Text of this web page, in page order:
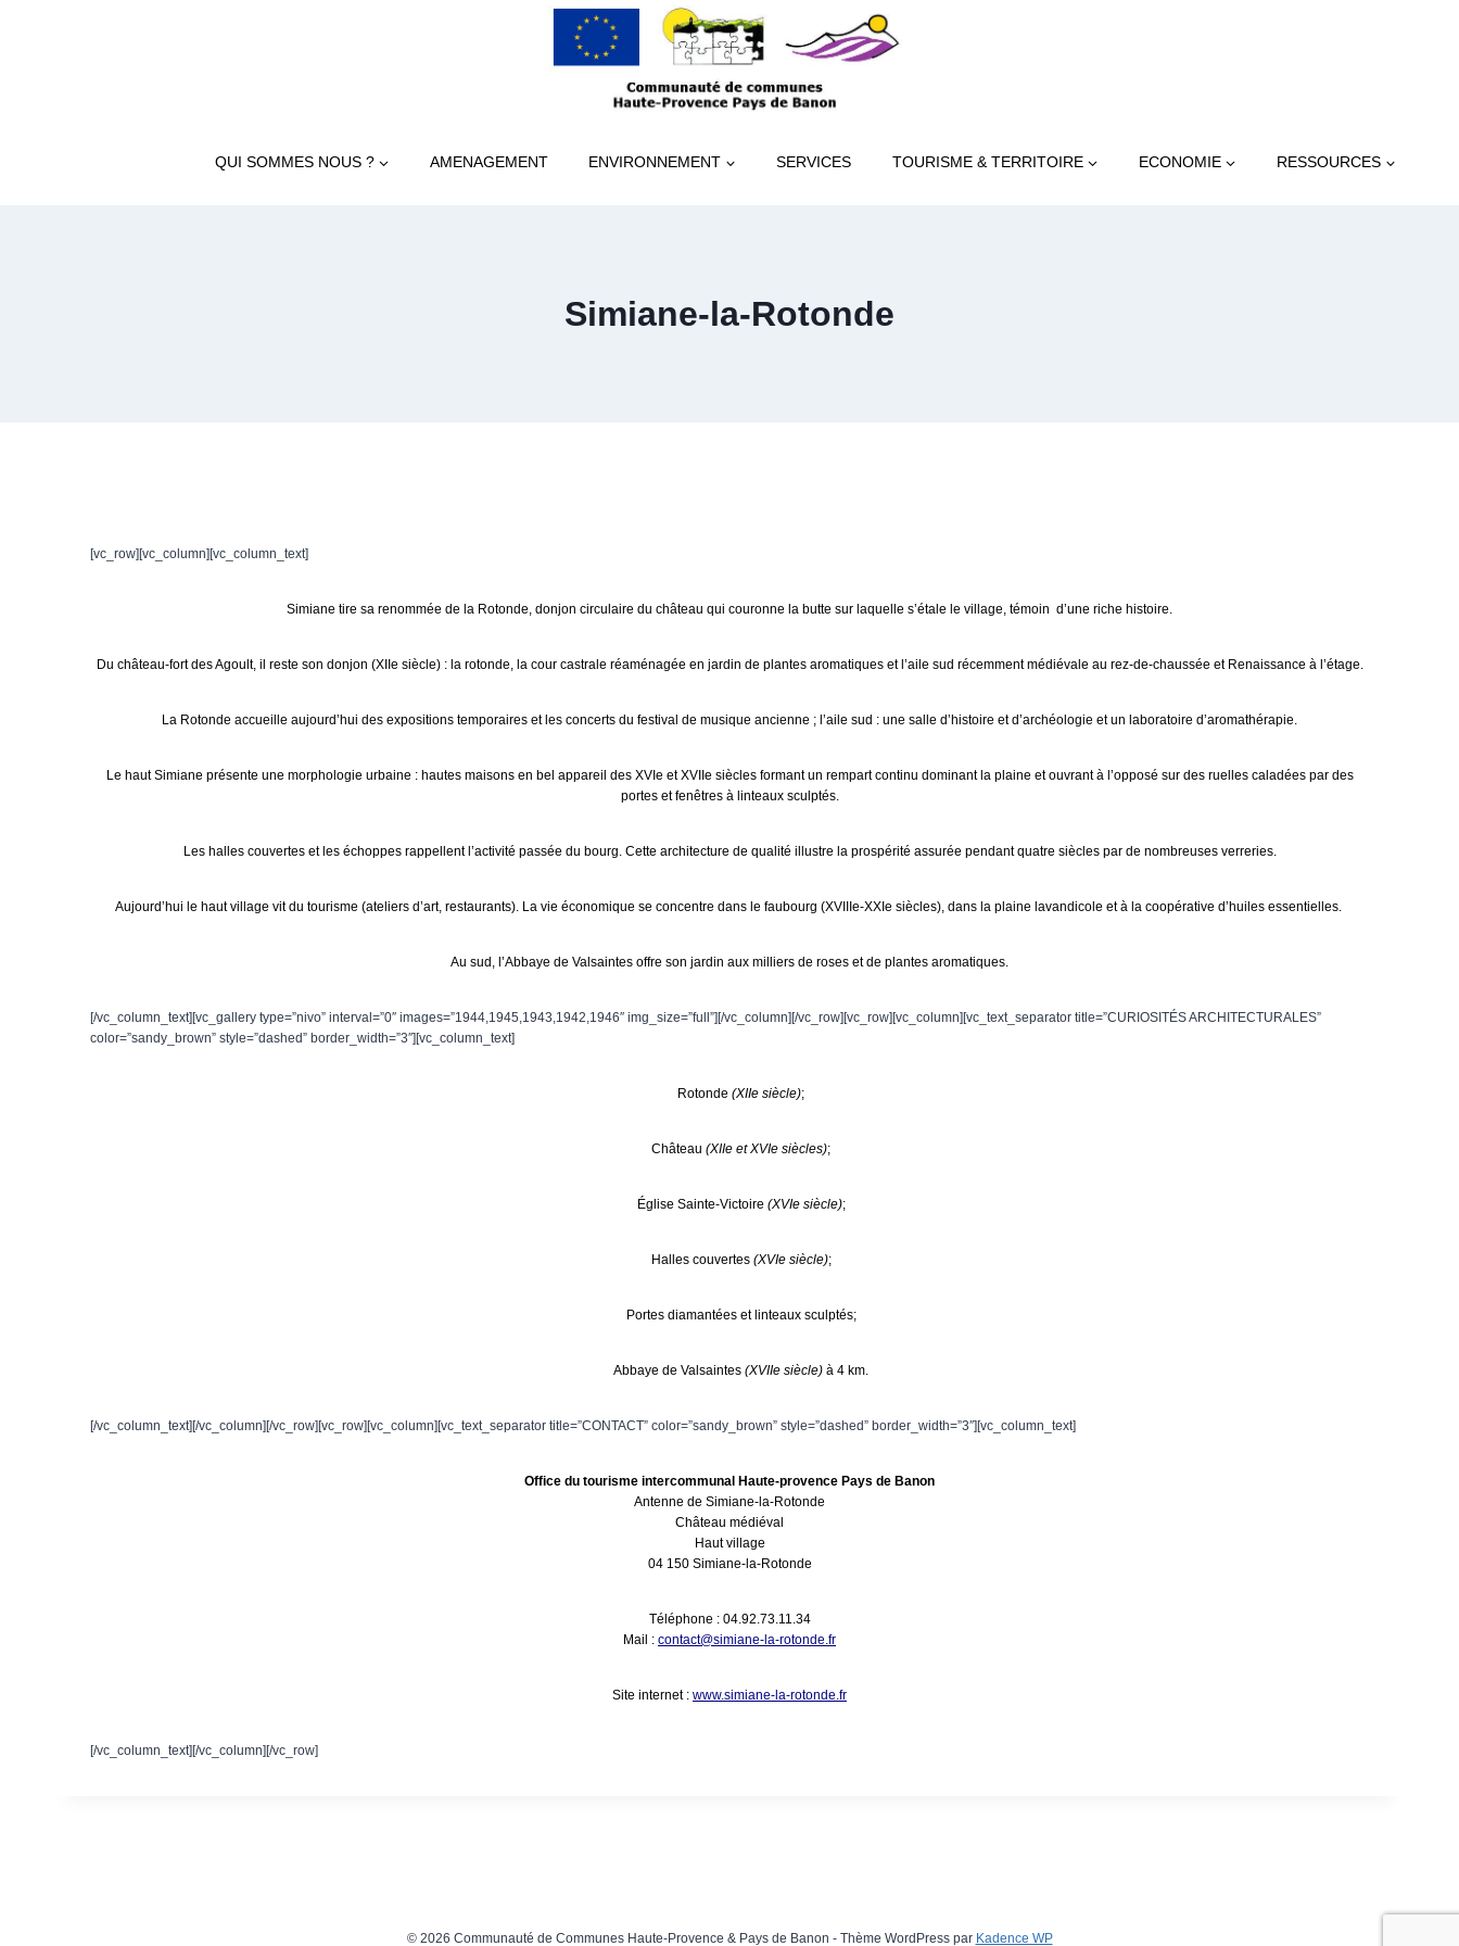
QUI SOMMES NOUS ? AMENAGEMENT ENVIRONNEMENT SERVICES TOURISME & TERRITOIRE ECONOMIE RESSOURCES
Simiane-la-Rotonde
[vc_row][vc_column][vc_column_text]
Simiane tire sa renommée de la Rotonde, donjon circulaire du château qui couronne la butte sur laquelle s’étale le village, témoin d’une riche histoire.
Du château-fort des Agoult, il reste son donjon (XIIe siècle) : la rotonde, la cour castrale réaménagée en jardin de plantes aromatiques et l’aile sud récemment médiévale au rez-de-chaussée et Renaissance à l’étage.
La Rotonde accueille aujourd’hui des expositions temporaires et les concerts du festival de musique ancienne ; l’aile sud : une salle d’histoire et d’archéologie et un laboratoire d’aromathérapie.
Le haut Simiane présente une morphologie urbaine : hautes maisons en bel appareil des XVIe et XVIIe siècles formant un rempart continu dominant la plaine et ouvrant à l’opposé sur des ruelles caladées par des
portes et fenêtres à linteaux sculptés.
Les halles couvertes et les échoppes rappellent l’activité passée du bourg. Cette architecture de qualité illustre la prospérité assurée pendant quatre siècles par de nombreuses verreries.
Aujourd’hui le haut village vit du tourisme (ateliers d’art, restaurants). La vie économique se concentre dans le faubourg (XVIIIe-XXIe siècles), dans la plaine lavandicole et à la coopérative d’huiles essentielles.
Au sud, l’Abbaye de Valsaintes offre son jardin aux milliers de roses et de plantes aromatiques.
[/vc_column_text][vc_gallery type=”nivo” interval=”0″ images=”1944,1945,1943,1942,1946″ img_size=”full”][/vc_column][/vc_row][vc_row][vc_column][vc_text_separator title=”CURIOSITÉS ARCHITECTURALES”
color=”sandy_brown” style=”dashed” border_width=”3″][vc_column_text]
Rotonde (XIIe siècle);
Château (XIIe et XVIe siècles);
Église Sainte-Victoire (XVIe siècle);
Halles couvertes (XVIe siècle);
Portes diamantées et linteaux sculptés;
Abbaye de Valsaintes (XVIIe siècle) à 4 km.
[/vc_column_text][/vc_column][/vc_row][vc_row][vc_column][vc_text_separator title=”CONTACT” color=”sandy_brown” style=”dashed” border_width=”3″][vc_column_text]
Office du tourisme intercommunal Haute-provence Pays de Banon
Antenne de Simiane-la-Rotonde
Château médiéval
Haut village
04 150 Simiane-la-Rotonde
Téléphone : 04.92.73.11.34
Mail : contact@simiane-la-rotonde.fr
Site internet: www.simiane-la-rotonde.fr
[/vc_column_text][/vc_column][/vc_row]
© 2026 Communauté de Communes Haute-Provence & Pays de Banon - Thème WordPress par Kadence WP